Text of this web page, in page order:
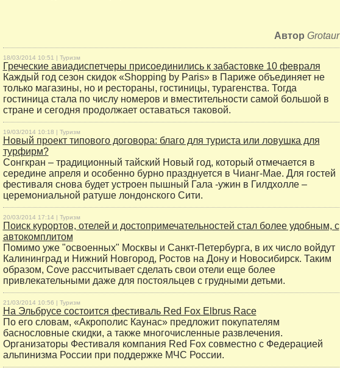
Автор Grotaur
18/03/2014 10:51 | Туризм
Греческие авиадиспетчеры присоединились к забастовке 10 февраля
Каждый год сезон скидок «Shopping by Paris» в Париже объединяет не
только магазины, но и рестораны, гостиницы, турагенства. Тогда
гостиница стала по числу номеров и вместительности самой большой в
стране и сегодня продолжает оставаться таковой.
19/03/2014 10:18 | Туризм
Новый проект типового договора: благо для туриста или ловушка для
турфирм?
Сонгкран – традиционный тайский Новый год, который отмечается в
середине апреля и особенно бурно празднуется в Чианг-Мае. Для гостей
фестиваля снова будет устроен пышный Гала -ужин в Гилдхолле –
церемониальной ратуше лондонского Сити.
20/03/2014 17:14 | Туризм
Поиск курортов, отелей и достопримечательностей стал более удобным, с
автокомплитом
Помимо уже "освоенных" Москвы и Санкт-Петербурга, в их число войдут
Калининград и Нижний Новгород, Ростов на Дону и Новосибирск. Таким
образом, Cove рассчитывает сделать свои отели еще более
привлекательными даже для постояльцев с грудными детьми.
21/03/2014 10:56 | Туризм
На Эльбрусе состоится фестиваль Red Fox Elbrus Race
По его словам, «Акрополис Каунас» предложит покупателям
баснословные скидки, а также многочисленные развлечения.
Организаторы Фестиваля компания Red Fox совместно с Федерацией
альпинизма России при поддержке МЧС России.